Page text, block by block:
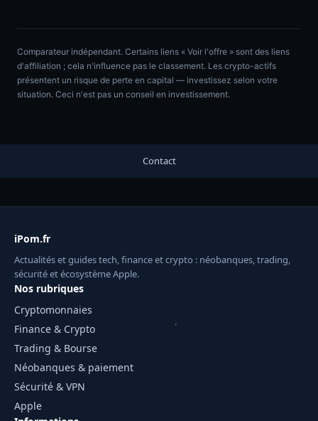
Comparateur indépendant. Certains liens « Voir l'offre » sont des liens
d'affiliation ; cela n'influence pas le classement. Les crypto-actifs
présentent un risque de perte en capital — investissez selon votre
situation. Ceci n'est pas un conseil en investissement.
Contact
iPom.fr
Actualités et guides tech, finance et crypto : néobanques, trading,
sécurité et écosystème Apple.
Nos rubriques
Cryptomonnaies
Finance & Crypto
Trading & Bourse
Néobanques & paiement
Sécurité & VPN
Apple